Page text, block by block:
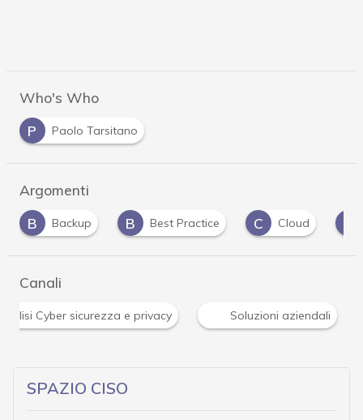
Who's Who
P
Paolo Tarsitano
Argomenti
B
Best Practice C Cloud C Clusit C
Canali
News, attualità e analisi Cyber sicurezza e privacy
SPAZIO CISO